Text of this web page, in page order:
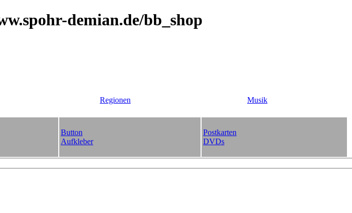
demian.de/bb_shop
Regionen Musik
Button
Aufkleber
Postkarten
DVDs